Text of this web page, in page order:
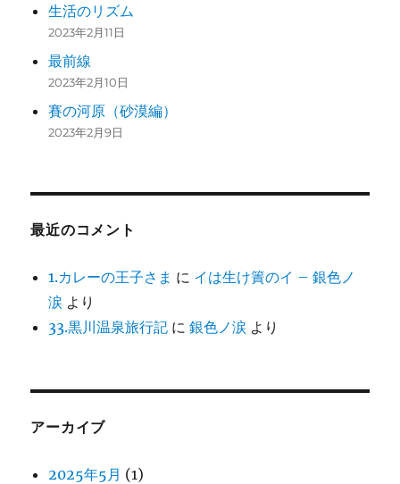
生活のリズム
2023年2月11日
最前線
2023年2月10日
賽の河原（砂漠編）
2023年2月9日
最近のコメント
1.カレーの王子さま に イは生け簀のイ – 銀色ノ
涙 より
33.黒川温泉旅行記 に銀色ノ涙 より
アーカイブ
2025年5月 (1)